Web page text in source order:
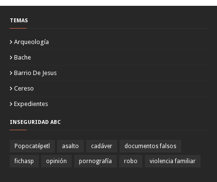
TEMAS
Arqueología
Bache
Barrio De Jesus
Cereso
Expedientes
INSEGURIDAD ABC
Popocatépetl asalto cadáver documentos falsos
fichasp opinión pornografía robo violencia familiar